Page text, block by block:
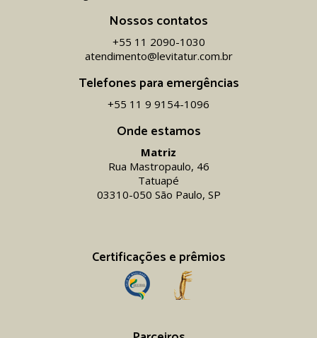
Onde estamos
Matriz
Rua Mastropaulo, 46
Tatuapé
03310-050 São Paulo, SP
Certificações e prêmios
Nossos contatos
+55 11 2090-1030
atendimento@levitatur.com.br
Telefones para emergências
+55 11 9 9154-1096‬